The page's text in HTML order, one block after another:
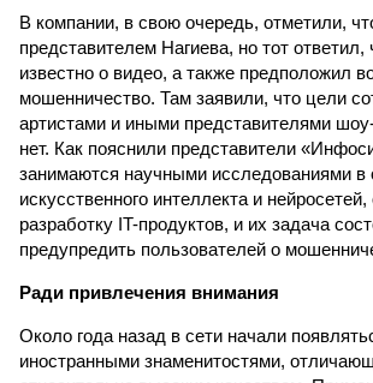
В компании, в свою очередь, отметили,
представителем Нагиева, но тот ответил,
известно о видео, а также предположил
мошенничество. Там заявили, что цели
артистами и иными представителями
нет. Как пояснили представители
занимаются научными исследованиями в
искусственного интеллекта и
разработку IT-продуктов, и их задача
предупредить пользователей о
Ради привлечения внимания
Около года назад в сети начали
иностранными знаменитостями,